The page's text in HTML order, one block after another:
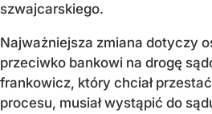
szwajcarskiego.
Najważniejsza zmiana dotyczy
przeciwko bankowi na drogę
frankowicz, który chciał
procesu, musiał wystąpić do